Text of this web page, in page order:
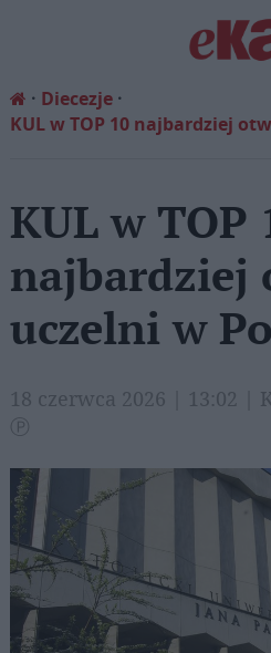
Diecezje
KUL w TOP 10 najbardziej
KUL w TOP
najbardziej
uczelni w
18 czerwca 2026 | 13:02 |
Ⓟ